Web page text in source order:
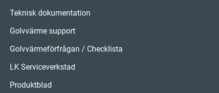
Teknisk dokumentation
Golvvärme support
Golvvärmeförfrågan / Checklista
LK Serviceverkstad
Produktblad